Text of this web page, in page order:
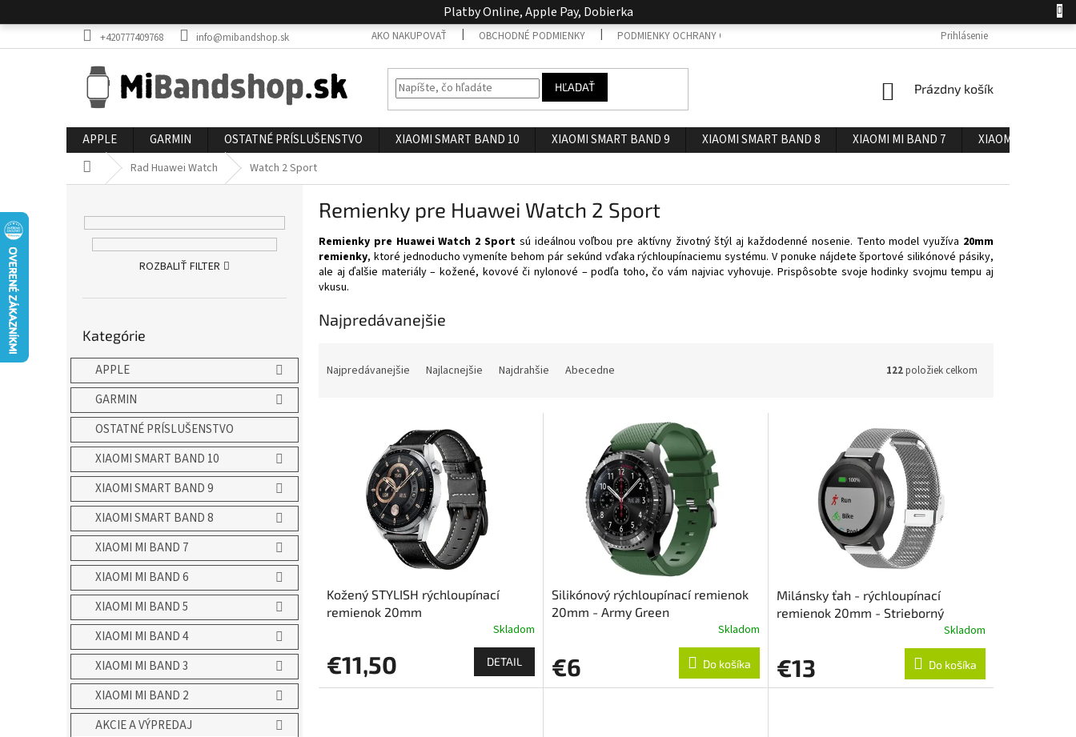
na
Platby Online, Apple Pay, Dobierka
+420777409768 info@mibandshop.sk AKO NAKUPOVAŤ OBCHODNÉ PODMIENKY PODMIENKY OCHRANY OSOBNÝCH ÚDAJOV REKLAMÁCIA A VRÁTENIE
Prihlásenie
HĽADAŤ
NÁKUPNÝ
Prázdny košík
APPLE GARMIN OSTATNÉ PRÍSLUŠENSTVO XIAOMI SMART BAND 10 XIAOMI SMART BAND 9 XIAOMI SMART BAND 8 XIAOMI MI BAND 7 XIAOMI MI BAND 6
DomovRad Huawei Watch Watch 2 Sport
ROZBALIŤ FILTER
kategórie
Kategórie
APPLE
GARMIN
OSTATNÉ PRÍSLUŠENSTVO
XIAOMI SMART BAND 10
XIAOMI SMART BAND 9
XIAOMI SMART BAND 8
XIAOMI MI BAND 7
XIAOMI MI BAND 6
XIAOMI MI BAND 5
XIAOMI MI BAND 4
XIAOMI MI BAND 3
XIAOMI MI BAND 2
AKCIE A VÝPREDAJ
Remienky pre Huawei Watch 2 Sport
Remienky pre Huawei Watch 2 Sportsú ideálnou voľbou pre aktívny životný štýl aj každodenné nosenie. Tento model využíva 20mm
remienky, ktoré jednoducho vymeníte behom pár sekúnd vďaka rýchloupínaciemu systému. V ponuke nájdete športové silikónové pásiky,
ale aj ďalšie materiály – kožené, kovové či nylonové – podľa toho, čo vám najviac vyhovuje. Prispôsobte svoje hodinky svojmu tempu aj
vkusu.
Najpredávanejšie
Najpredávanejšie Najlacnejšie Najdrahšie Abecedne 122položiek celkom
Kožený STYLISH rýchloupínací
remienok 20mm
Skladom
€11,50 DETAIL
Silikónový rýchloupínací remienok
20mm - Army Green
Skladom
€6 Do košíka
Milánsky ťah - rýchloupínací
remienok 20mm - Strieborný
Skladom
€13 Do košíka